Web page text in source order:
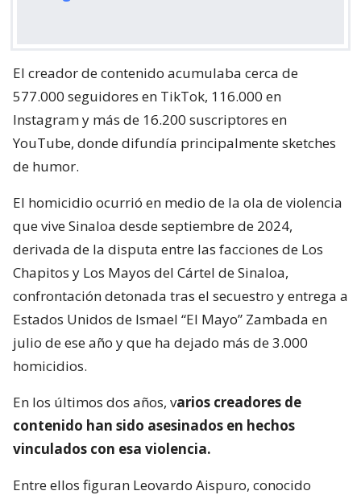
El creador de contenido acumulaba cerca de
577.000 seguidores en TikTok, 116.000 en
Instagram y más de 16.200 suscriptores en
YouTube, donde difundía principalmente sketches
de humor.
El homicidio ocurrió en medio de la ola de violencia
que vive Sinaloa desde septiembre de 2024,
derivada de la disputa entre las facciones de Los
Chapitos y Los Mayos del Cártel de Sinaloa,
confrontación detonada tras el secuestro y entrega a
Estados Unidos de Ismael “El Mayo” Zambada en
julio de ese año y que ha dejado más de 3.000
homicidios.
En los últimos dos años, varios creadores de
contenido han sido asesinados en hechos
vinculados con esa violencia.
Entre ellos figuran Leovardo Aispuro, conocido